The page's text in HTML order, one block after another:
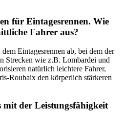
für Eintagesrennen. Wie
Fahrer aus?
Eintagesrennen ab, bei dem der
Strecken wie z.B. Lombardei und
natürlich leichtere Fahrer,
Roubaix den körperlich stärkeren
mit der Leistungsfähigkeit